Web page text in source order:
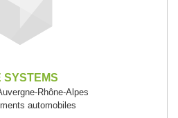
SYSTEMS
Rhône-Alpes
automobiles